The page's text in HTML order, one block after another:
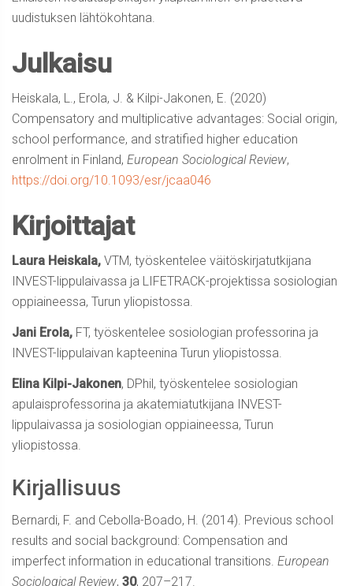
uudistuksen lähtökohtana.
Julkaisu
Heiskala, L., Erola, J. & Kilpi-Jakonen, E. (2020)
Compensatory and multiplicative advantages: Social origin,
school performance, and stratified higher education
enrolment in Finland, European Sociological Review,
https://doi.org/10.1093/esr/jcaa046
Kirjoittajat
Laura Heiskala, VTM, työskentelee väitöskirjatutkijana
INVEST-lippulaivassa ja LIFETRACK-projektissa sosiologian
oppiaineessa, Turun yliopistossa.
Jani Erola, FT, työskentelee sosiologian professorina ja
INVEST-lippulaivan kapteenina Turun yliopistossa.
Elina Kilpi-Jakonen, DPhil, työskentelee sosiologian
apulaisprofessorina ja akatemiatutkijana INVEST-
lippulaivassa ja sosiologian oppiaineessa, Turun
yliopistossa.
Kirjallisuus
Bernardi, F. and Cebolla-Boado, H. (2014). Previous school
results and social background: Compensation and
imperfect information in educational transitions. European
Sociological Review, 30, 207–217.